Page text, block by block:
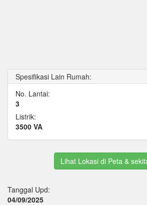
Spesifikasi Lain Rumah:
No. Lantai:
3
Listrik:
3500 VA
Lihat Lokasi di Peta &
Tanggal Upd:
04/09/2025